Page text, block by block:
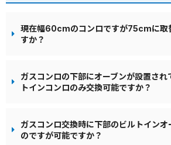
現在幅60cmのコンロですが75cmに取
すか？
ガスコンロの下部にオーブンが設置さ
トインコンロのみ交換可能ですか？
ガスコンロ交換時に下部のビルトイン
のですが可能ですか？